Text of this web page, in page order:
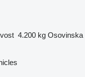
4.200 kg Osovinska